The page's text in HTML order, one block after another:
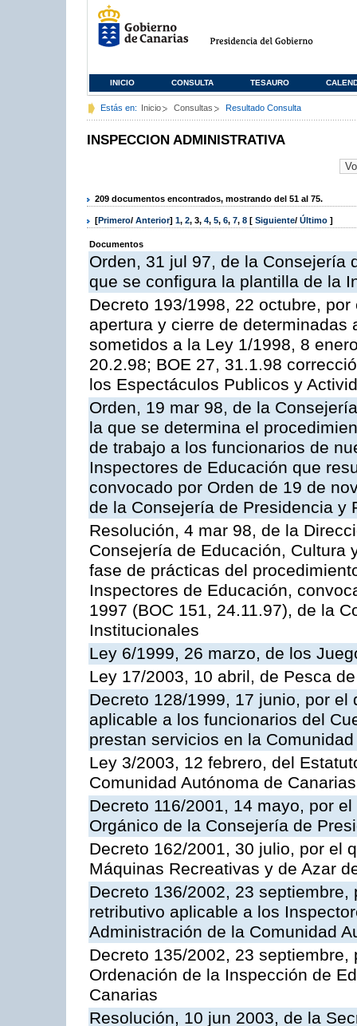
INICIO CONSULTA TESAURO
Estás en: Inicio Consultas Resultado Consulta
INSPECCION ADMINISTRATIVA
209 documentos encontrados, mostrando del 51 al 75.
[Primero/ Anterior] 1, 2, 3, 4, 5, 6, 7, 8 [ Siguiente/ Último ]
Documentos
Orden, 31 jul 97, de la Consejería
que se configura la plantilla de la
Decreto 193/1998, 22 octubre,
apertura y cierre de
sometidos a la Ley 1/1998, 8
20.2.98; BOE 27, 31.1.98
los Espectáculos Publicos y
Orden, 19 mar 98, de la
la que se determina el
de trabajo a los funcionarios de
Inspectores de Educación que
convocado por Orden de 19 de
de la Consejería de Presidencia y
Resolución, 4 mar 98, de la
Consejería de Educación, Cultura
fase de prácticas del
Inspectores de Educación,
1997 (BOC 151, 24.11.97), de la
Institucionales
Ley 6/1999, 26 marzo, de los
Ley 17/2003, 10 abril, de Pesca
Decreto 128/1999, 17 junio, por
aplicable a los funcionarios del
prestan servicios en la
Ley 3/2003, 12 febrero, del
Comunidad Autónoma de Canarias
Decreto 116/2001, 14 mayo, por
Orgánico de la Consejería de
Decreto 162/2001, 30 julio, por el
Máquinas Recreativas y de Azar
Decreto 136/2002, 23
retributivo aplicable a los
Administración de la Comunidad
Decreto 135/2002, 23
Ordenación de la Inspección de
Canarias
Resolución, 10 jun 2003, de la